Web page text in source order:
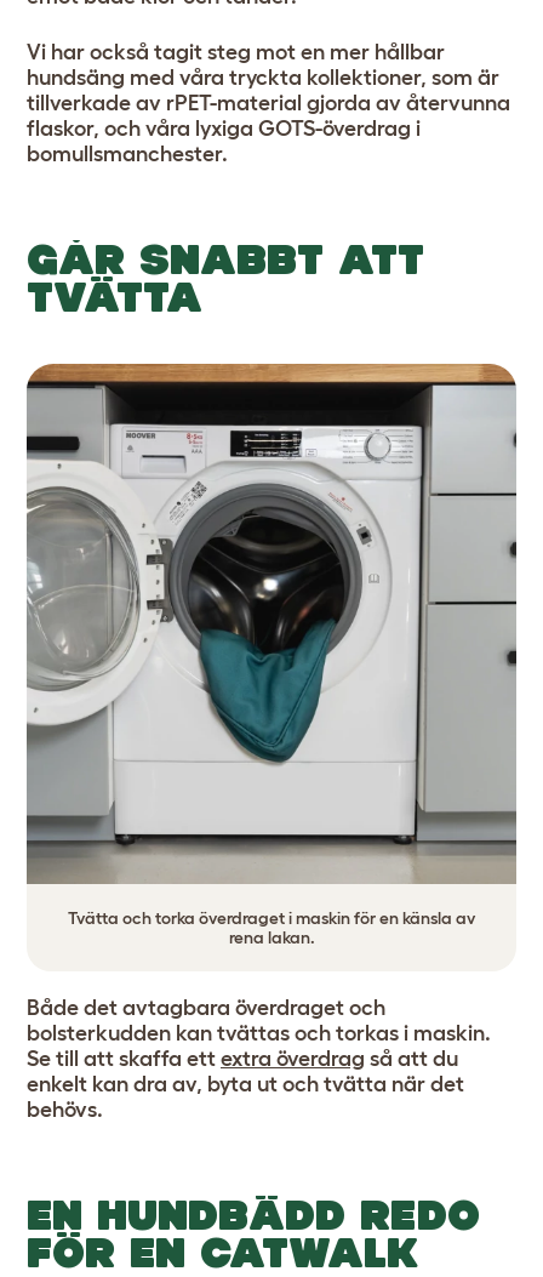
Vi har också tagit steg mot en mer hållbar
hundsäng med våra tryckta kollektioner, som är
tillverkade av rPET-material gjorda av återvunna
flaskor, och våra lyxiga GOTS-överdrag i
bomullsmanchester.
GÅR SNABBT ATT
TVÄTTA
Tvätta och torka överdraget i maskin för en känsla av
rena lakan.
Både det avtagbara överdraget och
bolsterkudden kan tvättas och torkas i maskin.
Se till att skaffa ett extra överdrag så att du
enkelt kan dra av, byta ut och tvätta när det
behövs.
EN HUNDBÄDD REDO
FÖR EN CATWALK